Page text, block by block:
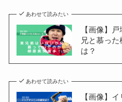
あわせて読みたい
【画像】
兄と慕っ
は？
あわせて読みたい
【画像】